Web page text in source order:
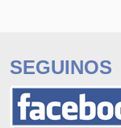
SEGUINOS